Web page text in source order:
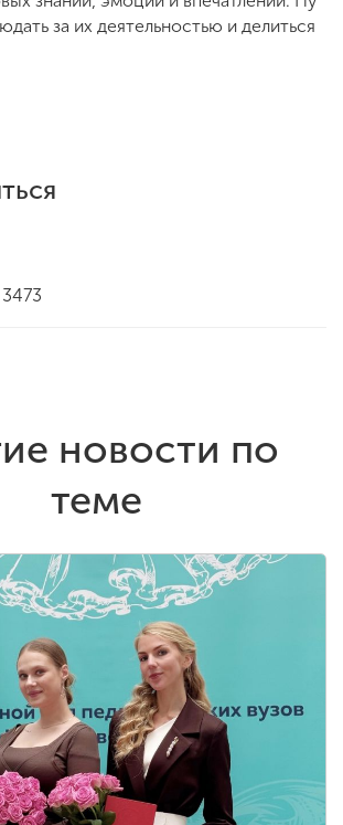
за их деятельностью и делиться
новости по
теме